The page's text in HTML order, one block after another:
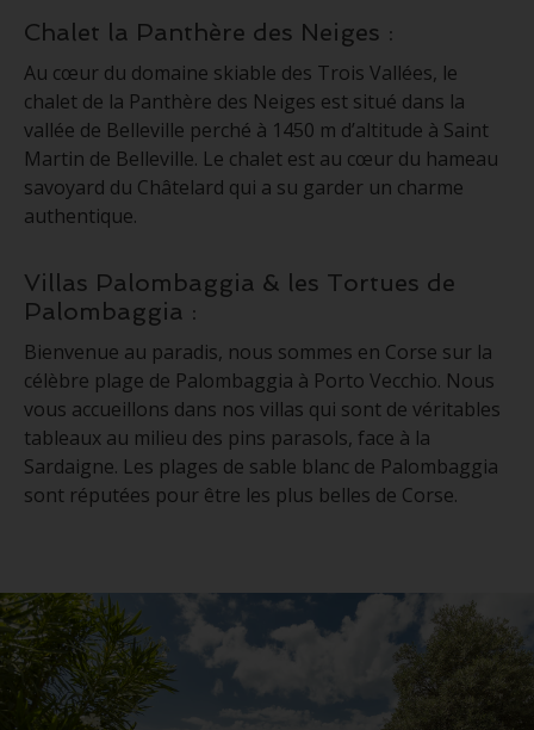
Chalet la Panthère des Neiges :
Au cœur du domaine skiable des Trois Vallées, le
chalet de la Panthère des Neiges est situé dans la
vallée de Belleville perché à 1450 m d’altitude à Saint
Martin de Belleville. Le chalet est au cœur du hameau
savoyard du Châtelard qui a su garder un charme
authentique.
Villas Palombaggia & les Tortues de
Palombaggia :
Bienvenue au paradis, nous sommes en Corse sur la
célèbre plage de Palombaggia à Porto Vecchio. Nous
vous accueillons dans nos villas qui sont de véritables
tableaux au milieu des pins parasols, face à la
Sardaigne. Les plages de sable blanc de Palombaggia
sont réputées pour être les plus belles de Corse.